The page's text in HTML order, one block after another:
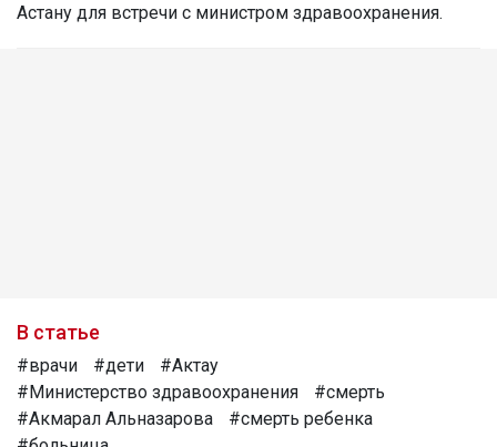
Астану для встречи с министром здравоохранения.
В статье
#врачи #дети
#Актау
#Министерство здравоохранения
#смерть
#Акмарал Альназарова
#смерть ребенка